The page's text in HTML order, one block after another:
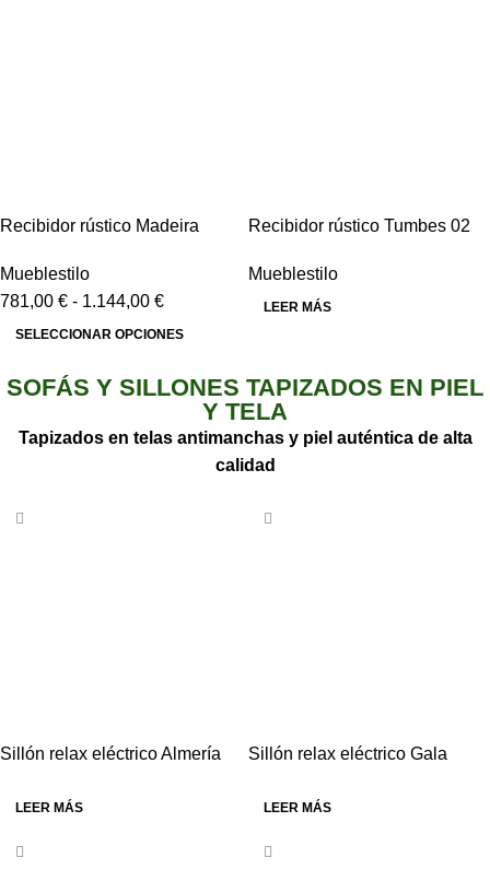
Recibidor rústico Madeira
Mueblestilo
781,00 € - 1.144,00 €
SELECCIONAR OPCIONES
Recibidor rústico Tumbes 02
Mueblestilo
LEER MÁS
SOFÁS Y SILLONES TAPIZADOS EN PIEL
Y TELA
Tapizados en telas antimanchas y piel auténtica de alta
calidad
Sillón relax eléctrico Almería
LEER MÁS
Sillón relax eléctrico Gala
LEER MÁS